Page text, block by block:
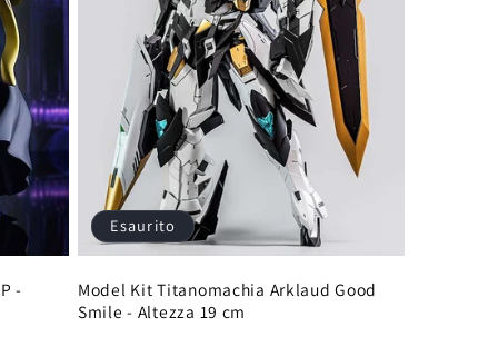
-
Esaurito
Model Kit Titanomachia Arklaud Good
Smile - Altezza 19 cm